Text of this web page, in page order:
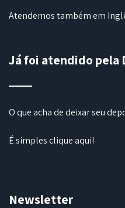
Atendemos também em
Já foi atendido pela
O que acha de deixar seu
É simplesclique aqui!
Newsletter